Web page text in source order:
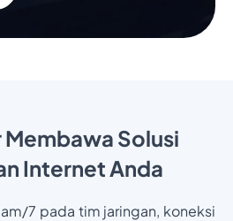
Membawa Solusi
Internet Anda
7 pada tim jaringan, koneksi